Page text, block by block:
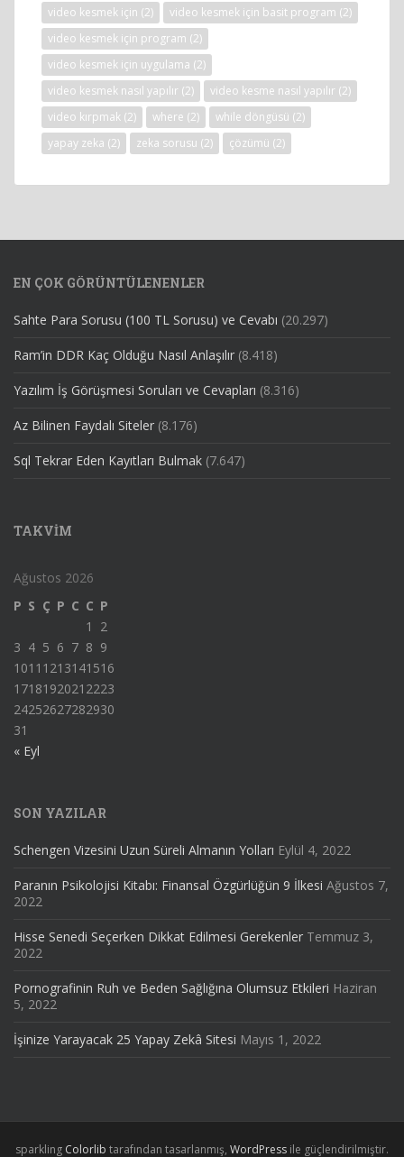
video kesmek için (2) video kesmek için basit program (2)
video kesmek için program (2)
video kesmek için uygulama (2)
video kesmek nasıl yapılır (2) video kesme nasıl yapılır (2)
video kırpmak (2) where (2) while döngüsü (2)
yapay zeka (2) zeka sorusu (2) çözümü (2)
EN ÇOK GÖRÜNTÜLENENLER
Sahte Para Sorusu (100 TL Sorusu) ve Cevabı (20.297)
Ram’in DDR Kaç Olduğu Nasıl Anlaşılır (8.418)
Yazılım İş Görüşmesi Soruları ve Cevapları (8.316)
Az Bilinen Faydalı Siteler (8.176)
Sql Tekrar Eden Kayıtları Bulmak (7.647)
TAKVIM
Ağustos 2026
P S Ç P C C P
1
2
3 4 5 6 7 8 9
1011 1213141516
1718192021 2223
24252627282930
31
« Eyl
SON YAZILAR
Schengen Vizesini Uzun Süreli Almanın Yolları Eylül 4, 2022
Paranın Psikolojisi Kitabı: Finansal Özgürlüğün 9 İlkesi Ağustos 7,
2022
Hisse Senedi Seçerken Dikkat Edilmesi Gerekenler Temmuz 3,
2022
Pornografinin Ruh ve Beden Sağlığına Olumsuz Etkileri Haziran
5, 2022
İşinize Yarayacak 25 Yapay Zekâ Sitesi Mayıs 1, 2022
sparkling Colorlib tarafından tasarlanmış, WordPress ile güçlendirilmiştir.